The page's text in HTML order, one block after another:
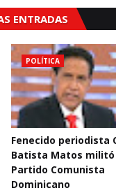
ENTRADAS
POLÍTICA
Fenecido periodista
Batista Matos militó
Partido Comunista
Dominicano